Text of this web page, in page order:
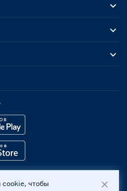
-2026, 236029, г. Калининград,
чтобы